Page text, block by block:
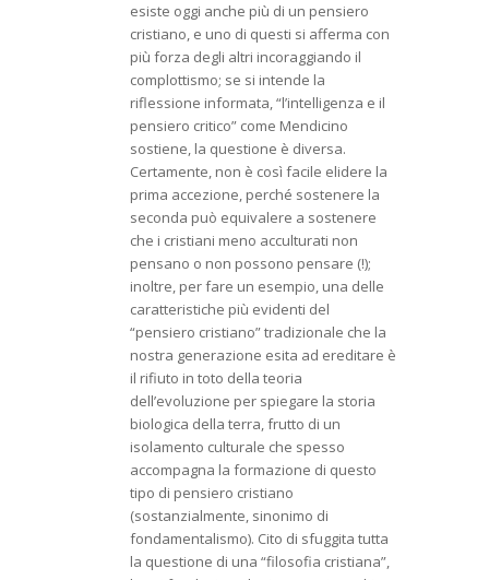
esiste oggi anche più di un pensiero
cristiano, e uno di questi si afferma con
più forza degli altri incoraggiando il
complottismo; se si intende la
riflessione informata, “l’intelligenza e il
pensiero critico” come Mendicino
sostiene, la questione è diversa.
Certamente, non è così facile elidere la
prima accezione, perché sostenere la
seconda può equivalere a sostenere
che i cristiani meno acculturati non
pensano o non possono pensare (!);
inoltre, per fare un esempio, una delle
caratteristiche più evidenti del
“pensiero cristiano” tradizionale che la
nostra generazione esita ad ereditare è
il rifiuto in toto della teoria
dell’evoluzione per spiegare la storia
biologica della terra, frutto di un
isolamento culturale che spesso
accompagna la formazione di questo
tipo di pensiero cristiano
(sostanzialmente, sinonimo di
fondamentalismo). Cito di sfuggita tutta
la questione di una “filosofia cristiana”,